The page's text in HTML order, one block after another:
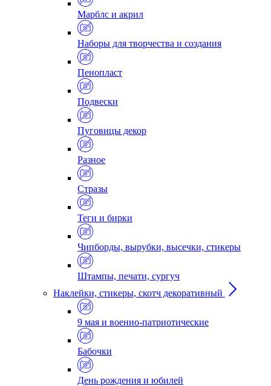
Марблс и акрил
Наборы для творчества и создания
Пенопласт
Подвески
Пуговицы декор
Разное
Стразы
Теги и бирки
Чипборды, вырубки, высечки, стикеры
Штампы, печати, сургуч
Наклейки, стикеры, скотч декоративный
9 мая и военно-патриотические
Бабочки
День рождения и юбилей